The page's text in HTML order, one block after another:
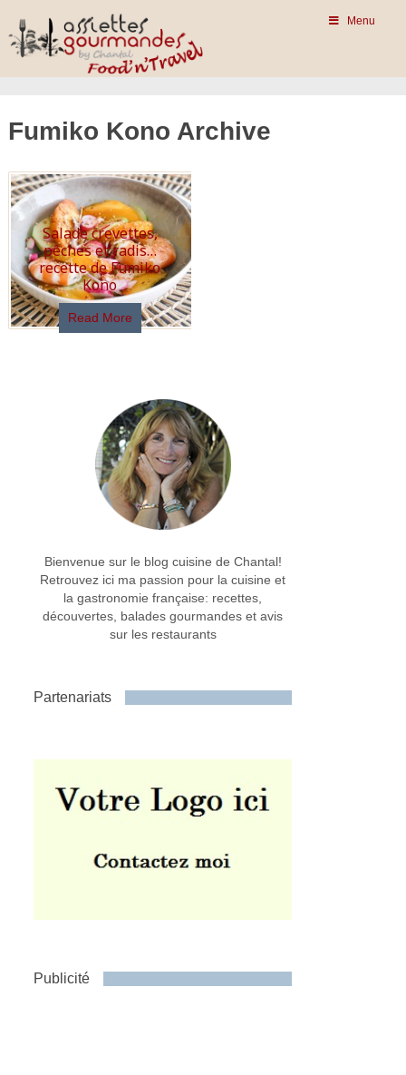
Menu
Fumiko Kono Archive
Salade crevettes,
pêches et radis…
recette de Fumiko
Kono
Read More
Bienvenue sur le blog cuisine de Chantal!
Retrouvez ici ma passion pour la cuisine et
la gastronomie française: recettes,
découvertes, balades gourmandes et avis
sur les restaurants
Partenariats
Publicité